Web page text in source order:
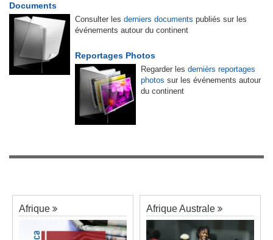
Documents
Consulter les derniers documents publiés sur les
événements autour du continent
Reportages Photos
Regarder les dernièrs reportages
photos sur les événements autour
du continent
Afrique Afrique Australe